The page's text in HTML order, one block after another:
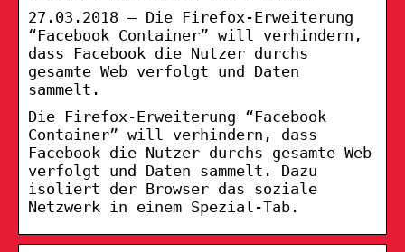
27.03.2018 — Die Firefox-Erweiterung
“Facebook Container” will verhindern,
dass Facebook die Nutzer durchs
gesamte Web verfolgt und Daten
sammelt.
Die Firefox-Erweiterung “Facebook
Container” will verhindern, dass
Facebook die Nutzer durchs gesamte Web
verfolgt und Daten sammelt. Dazu
isoliert der Browser das soziale
Netzwerk in einem Spezial-Tab.